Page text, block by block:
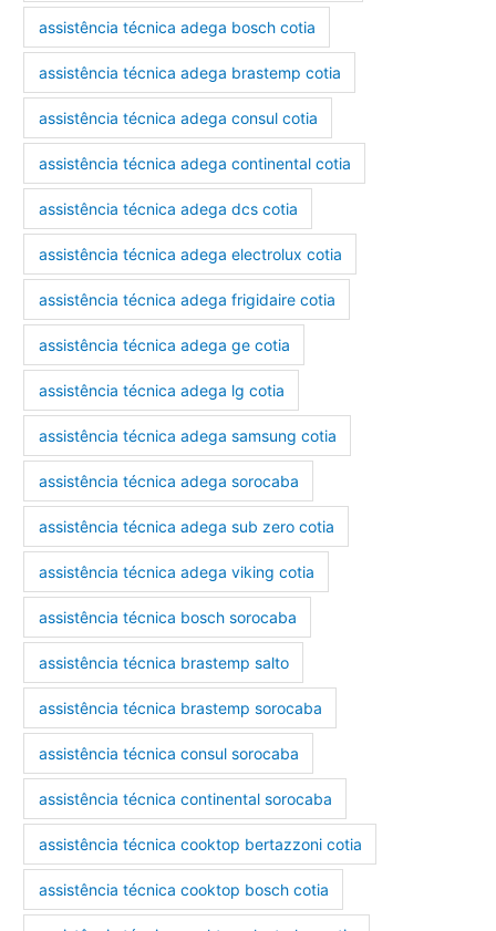
assistência técnica adega bosch cotia
assistência técnica adega brastemp cotia
assistência técnica adega consul cotia
assistência técnica adega continental cotia
assistência técnica adega dcs cotia
assistência técnica adega electrolux cotia
assistência técnica adega frigidaire cotia
assistência técnica adega ge cotia
assistência técnica adega lg cotia
assistência técnica adega samsung cotia
assistência técnica adega sorocaba
assistência técnica adega sub zero cotia
assistência técnica adega viking cotia
assistência técnica bosch sorocaba
assistência técnica brastemp salto
assistência técnica brastemp sorocaba
assistência técnica consul sorocaba
assistência técnica continental sorocaba
assistência técnica cooktop bertazzoni cotia
assistência técnica cooktop bosch cotia